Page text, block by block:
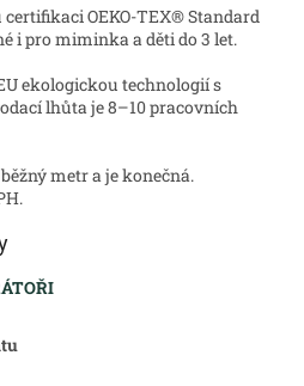
OEKO-TEX® Standard
i pro miminka a děti do 3 let.
ekologickou technologií s
lhůta je 8–10 pracovních
metr a je konečná.